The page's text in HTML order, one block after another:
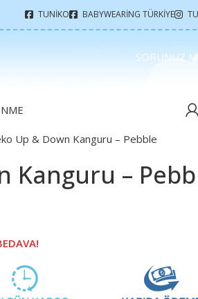
TUNIKO BABYWEARING TÜRKIYE
SORUNUZ
Up & Down Kanguru – Pebble
Kanguru –